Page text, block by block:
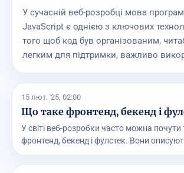
У сучасній веб-розробці мова
JavaScript є однією з ключових
того щоб код був організованим,
легким для підтримки, важливо
15 лют. '25, 02:00
Що таке фронтенд, бекенд і
У світі веб-розробки часто можна почути
фронтенд, бекенд і фулстек. Вони